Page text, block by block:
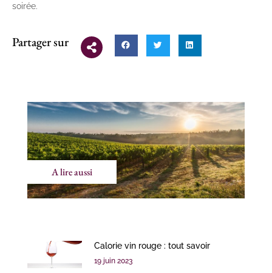
soirée.
Partager sur
A lire aussi
Calorie vin rouge : tout savoir
19 juin 2023